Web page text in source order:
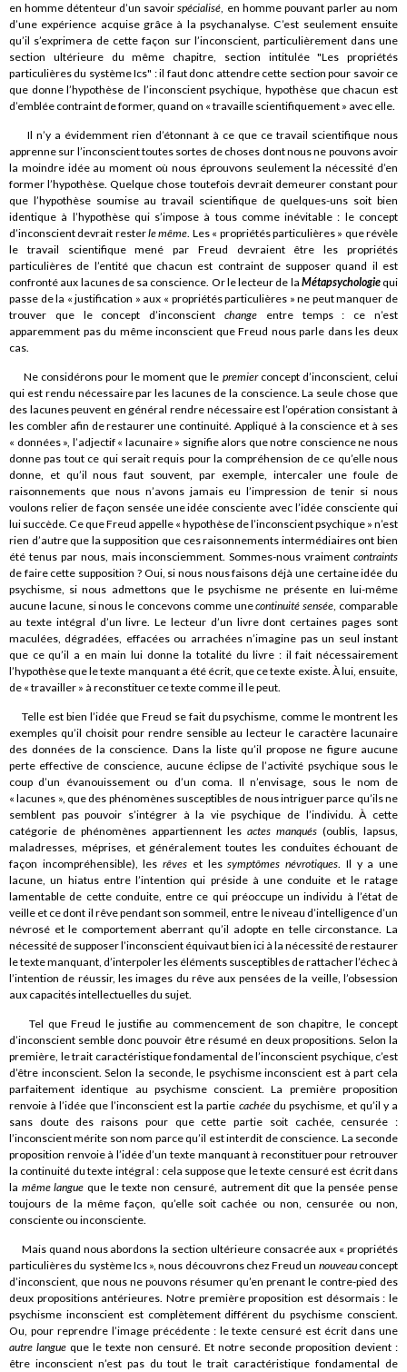
en homme détenteur d’un savoirspécialisé, en homme pouvant parler au nom
d’une expérience acquise grâce à la psychanalyse. C’est seulement ensuite
qu’il s’exprimera de cette façon sur l’inconscient, particulièrement dans une
section ultérieure du même chapitre, section intitulée "Les propriétés
particulières du système Ics" : il faut donc attendre cette section pour savoir ce
que donne l’hypothèse de l’inconscient psychique, hypothèse que chacun est
d’emblée contraint de former, quand on « travaille scientifiquement » avec elle.
Il n’y a évidemment rien d’étonnant à ce que ce travail scientifique nous
apprenne sur l’inconscient toutes sortes de choses dont nous ne pouvons avoir
la moindre idée au moment où nous éprouvons seulement la nécessité d’en
former l’hypothèse. Quelque chose toutefois devrait demeurer constant pour
que l’hypothèse soumise au travail scientifique de quelques-uns soit bien
identique à l’hypothèse qui s’impose à tous comme inévitable : le concept
d’inconscient devrait resterle même. Les « propriétés particulières » que révèle
le travail scientifique mené par Freud devraient être les propriétés
particulières de l’entité que chacun est contraint de supposer quand il est
confronté aux lacunes de sa conscience. Or le lecteur de la Métapsychologiequi
passe de la « justification » aux « propriétés particulières » ne peut manquer de
trouver que le concept d’inconscient change entre temps : ce n’est
apparemment pas du même inconscient que Freud nous parle dans les deux
cas.
Ne considérons pour le moment que le premierconcept d’inconscient, celui
qui est rendu nécessaire par les lacunes de la conscience. La seule chose que
des lacunes peuvent en général rendre nécessaire est l’opération consistant à
les combler afin de restaurer une continuité. Appliqué à la conscience et à ses
« données », l’adjectif « lacunaire » signifie alors que notre conscience ne nous
donne pas tout ce qui serait requis pour la compréhension de ce qu’elle nous
donne, et qu’il nous faut souvent, par exemple, intercaler une foule de
raisonnements que nous n’avons jamais eu l’impression de tenir si nous
voulons relier de façon sensée une idée consciente avec l’idée consciente qui
lui succède. Ce que Freud appelle « hypothèse de l’inconscient psychique » n’est
rien d’autre que la supposition que ces raisonnements intermédiaires ont bien
été tenus par nous, mais inconsciemment. Sommes-nous vraiment contraints
de faire cette supposition ? Oui, si nous nous faisons déjà une certaine idée du
psychisme, si nous admettons que le psychisme ne présente en lui-même
aucune lacune, si nous le concevons comme unecontinuité sensée, comparable
au texte intégral d’un livre. Le lecteur d’un livre dont certaines pages sont
maculées, dégradées, effacées ou arrachées n’imagine pas un seul instant
que ce qu’il a en main lui donne la totalité du livre : il fait nécessairement
l’hypothèse que le texte manquant a été écrit, que ce texte existe. À lui, ensuite,
de « travailler » à reconstituer ce texte comme il le peut.
Telle est bien l’idée que Freud se fait du psychisme, comme le montrent les
exemples qu’il choisit pour rendre sensible au lecteur le caractère lacunaire
des données de la conscience. Dans la liste qu’il propose ne figure aucune
perte effective de conscience, aucune éclipse de l’activité psychique sous le
coup d’un évanouissement ou d’un coma. Il n’envisage, sous le nom de
« lacunes », que des phénomènes susceptibles de nous intriguer parce qu’ils ne
semblent pas pouvoir s’intégrer à la vie psychique de l’individu. À cette
catégorie de phénomènes appartiennent les actes manqués (oublis, lapsus,
maladresses, méprises, et généralement toutes les conduites échouant de
façon incompréhensible), lesrêves et lessymptômes névrotiques. Il y a une
lacune, un hiatus entre l’intention qui préside à une conduite et le ratage
lamentable de cette conduite, entre ce qui préoccupe un individu à l’état de
veille et ce dont il rêve pendant son sommeil, entre le niveau d’intelligence d’un
névrosé et le comportement aberrant qu’il adopte en telle circonstance. La
nécessité de supposer l’inconscient équivaut bien ici à la nécessité de restaurer
le texte manquant, d’interpoler les éléments susceptibles de rattacher l’échec à
l’intention de réussir, les images du rêve aux pensées de la veille, l’obsession
aux capacités intellectuelles du sujet.
Tel que Freud le justifie au commencement de son chapitre, le concept
d’inconscient semble donc pouvoir être résumé en deux propositions. Selon la
première, le trait caractéristique fondamental de l’inconscient psychique, c’est
d’être inconscient. Selon la seconde, le psychisme inconscient est à part cela
parfaitement identique au psychisme conscient. La première proposition
renvoie à l’idée que l’inconscient est la partie cachéedu psychisme, et qu’il y a
sans doute des raisons pour que cette partie soit cachée, censurée :
l’inconscient mérite son nom parce qu’il est interdit de conscience. La seconde
proposition renvoie à l’idée d’un texte manquant à reconstituer pour retrouver
la continuité du texte intégral : cela suppose que le texte censuré est écrit dans
la même langue que le texte non censuré, autrement dit que la pensée pense
toujours de la même façon, qu’elle soit cachée ou non, censurée ou non,
consciente ou inconsciente.
Mais quand nous abordons la section ultérieure consacrée aux « propriétés
particulières du système Ics », nous découvrons chez Freud un nouveauconcept
d’inconscient, que nous ne pouvons résumer qu’en prenant le contre-pied des
deux propositions antérieures. Notre première proposition est désormais : le
psychisme inconscient est complètement différent du psychisme conscient.
Ou, pour reprendre l’image précédente : le texte censuré est écrit dans une
autre langue que le texte non censuré. Et notre seconde proposition devient :
être inconscient n’est pas du tout le trait caractéristique fondamental de